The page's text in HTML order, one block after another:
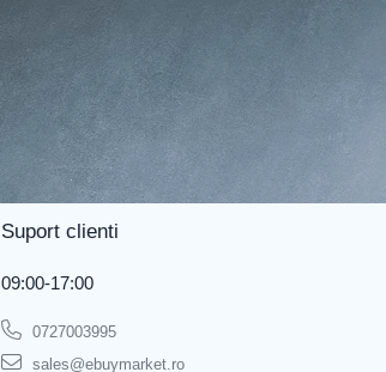
Suport clienti
09:00-17:00
0727003995
sales@ebuymarket.ro